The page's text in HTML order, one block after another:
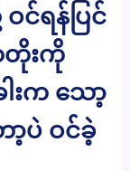
င်ရန်ပြင်
တိုးကို
းက သော့
ာ့ပဲ ဝင်ခဲ့